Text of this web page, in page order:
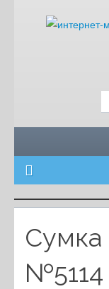
Каталог
Корзина
Сумка
№5114